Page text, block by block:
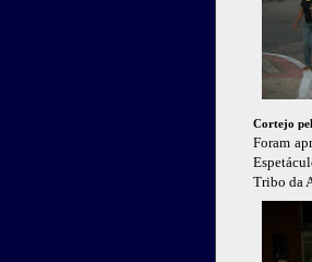
Cortejo
Foram
Tribo da